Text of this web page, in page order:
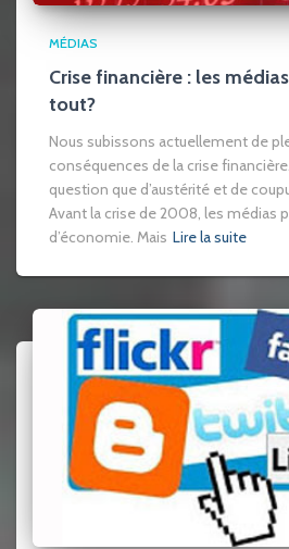
MÉDIAS
Crise financière : les
tout?
Nous subissons actuellement de
conséquences de la crise
question que d’austérité et de
Avant la crise de 2008, les médias
d’économie. Mais Lire la suite